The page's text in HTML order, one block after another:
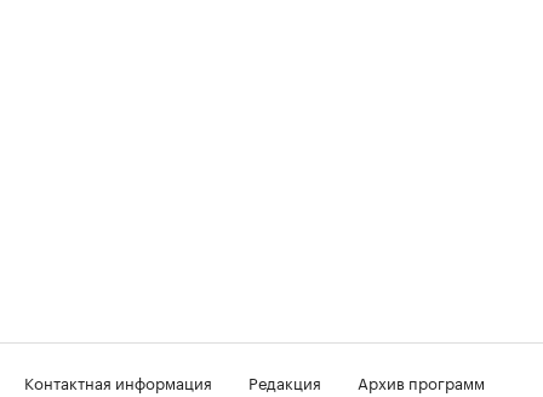
Контактная информация Редакция
Архив программ